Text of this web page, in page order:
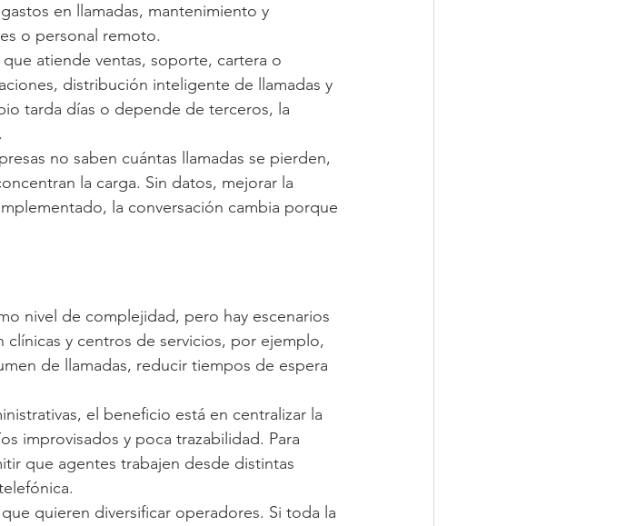
en llamadas, mantenimiento y
o personal remoto.
atiende ventas, soporte, cartera o
distribución inteligente de llamadas y
tarda días o depende de terceros, la
no saben cuántas llamadas se pierden,
la carga. Sin datos, mejorar la
la conversación cambia porque
nivel de complejidad, pero hay escenarios
y centros de servicios, por ejemplo,
de llamadas, reducir tiempos de espera
el beneficio está en centralizar la
improvisados y poca trazabilidad. Para
que agentes trabajen desde distintas
quieren diversificar operadores. Si toda la